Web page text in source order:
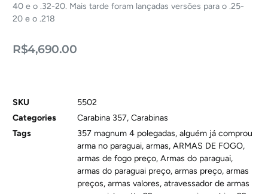
40 e o .32-20. Mais tarde foram lançadas versões para o .25-
20 e o .218
R$4,690.00
SKU
5502
Categories
Carabina 357,Carabinas
Tags
357 magnum 4 polegadas,alguém já comprou
arma no paraguai,armas,ARMAS DE FOGO,
armas de fogo preço,Armas do paraguai,
armas do paraguai preço,armas preço,armas
preços,armas valores,atravessador de armas